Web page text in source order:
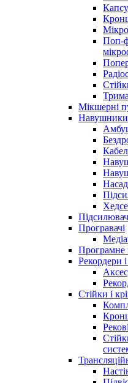
Поп-
Мікшерні
Навушники
Програвачі
Програмне
Рекордери
Стійки і